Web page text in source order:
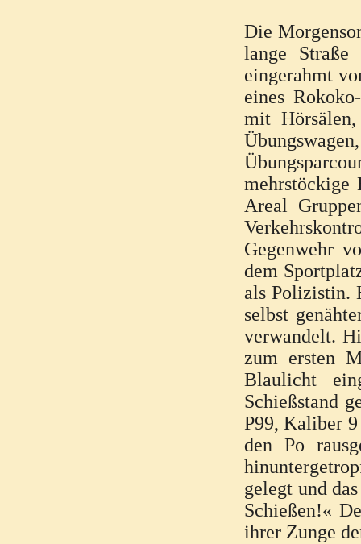
Die
lange
eingerahmt
eines
mit
mehrstöckige
Areal
Gegenwehr
dem
als Polizistin.
selbst
verwandelt.
zum ersten
Blaulicht
Schießstand
P99, Kaliber
den Po
gelegt und
Schießen!«
ihrer Zunge